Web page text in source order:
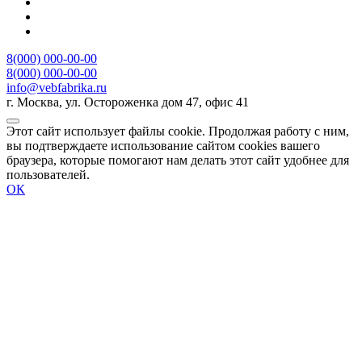
8(000) 000-00-00
8(000) 000-00-00
info@vebfabrika.ru
г. Москва, ул. Остороженка дом 47, офис 41
Этот сайт использует файлы cookie. Продолжая работу с ним,
вы подтверждаете использование сайтом cookies вашего
браузера, которые помогают нам делать этот сайт удобнее для
пользователей.
ОК